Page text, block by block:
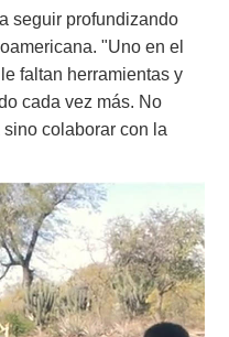
seguir profundizando
"Uno en el
faltan herramientas y
cada vez más. No
colaborar con la